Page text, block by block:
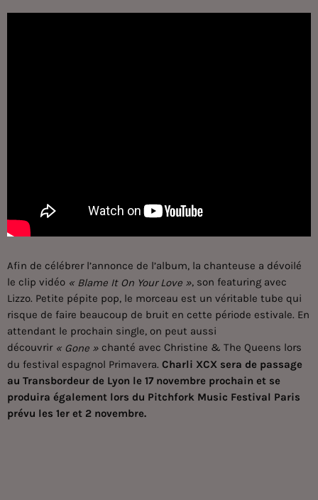
Afin de célébrer l’annonce de l’album, la chanteuse a dévoilé
le clip vidéo « Blame It On Your Love », son featuring avec
Lizzo. Petite pépite pop, le morceau est un véritable tube qui
risque de faire beaucoup de bruit en cette période estivale. En
attendant le prochain single, on peut aussi
découvrir « Gone » chanté avec Christine & The Queens lors
du festival espagnol Primavera. Charli XCX sera de passage
au Transbordeur de Lyon le 17 novembre prochain et se
produira également lors du Pitchfork Music Festival Paris
prévu les 1er et 2 novembre.